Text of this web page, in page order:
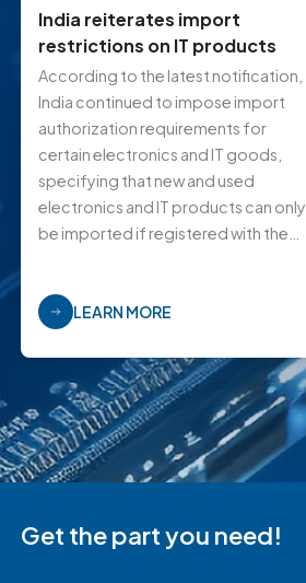
India reiterates import
restrictions on IT products
According to the latest notification,
India continued to impose import
authorization requirements for
certain electronics and IT goods,
specifying that new and used
electronics and IT products can only
be imported if registered with the
LEARN MORE
Get the part you need!